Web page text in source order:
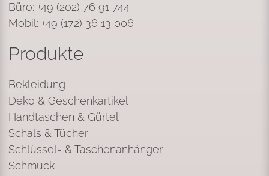
Büro: +49 (202) 76 91 744
Mobil: +49 (172) 36 13 006
Produkte
Bekleidung
Deko & Geschenkartikel
Handtaschen & Gürtel
Schals & Tücher
Schlüssel- & Taschenanhänger
Schmuck